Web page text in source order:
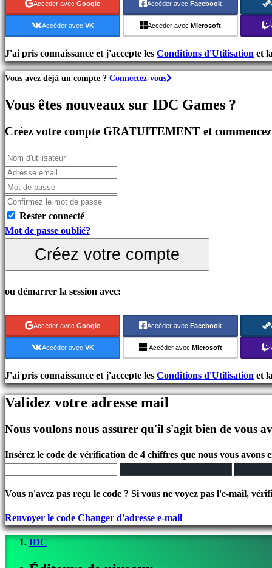
Jeux
de
Stratégie
Jeux
d'Aventure
Jeux
Jeux
RPG
de
Sport
Jeux
de
Tir
Jeux
course
Jeux
casual
indés
Jeux
de
simulation
Jeux
de
casse
Jeux
combat
Demos
Communauté
Accèder avec Google Accèder avec Facebook
Accèder avec VK Accèder avec Microsoft
J'ai pris connaissance et j'accepte les Conditions d'Utilisation et la
Vous avez déjà un compte ? Connectez-vous
Vous êtes nouveaux sur IDC Games ?
Créez votre compte GRATUITEMENT et
Rester connecté
Mot de passe oublié?
Créez votre compte
ou démarrer la session avec:
Accèder avec Google Accèder avec Facebook
Accèder avec VK Accèder avec Microsoft
J'ai pris connaissance et j'accepte les Conditions d'Utilisation et la
Validez votre adresse mail
Nous voulons nous assurer qu'il s'agit bien de vous
Insérez le code de vérification de 4 chiffres que nous vous avons
Vous n'avez pas reçu le code ? Si vous ne voyez pas l'e-mail,
Renvoyer le code Changer d'adresse e-mail
IDC